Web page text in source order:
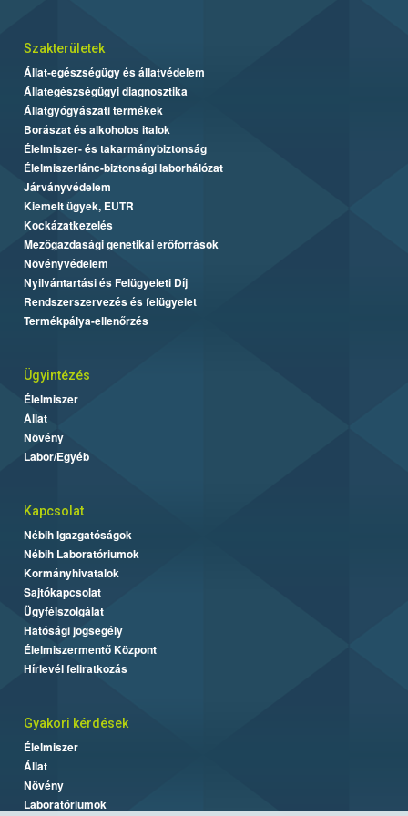
Szakterületek
Állat-egészségügy és állatvédelem
Állategészségügyi diagnosztika
Állatgyógyászati termékek
Borászat és alkoholos italok
Élelmiszer- és takarmánybiztonság
Élelmiszerlánc-biztonsági laborhálózat
Járványvédelem
Kiemelt ügyek, EUTR
Kockázatkezelés
Mezőgazdasági genetikai erőforrások
Növényvédelem
Nyilvántartási és Felügyeleti Díj
Rendszerszervezés és felügyelet
Termékpálya-ellenőrzés
Ügyintézés
Élelmiszer
Állat
Növény
Labor/Egyéb
Kapcsolat
Nébih Igazgatóságok
Nébih Laboratóriumok
Kormányhivatalok
Sajtókapcsolat
Ügyfélszolgálat
Hatósági jogsegély
Élelmiszermentő Központ
Hírlevél feliratkozás
Gyakori kérdések
Élelmiszer
Állat
Növény
Laboratóriumok